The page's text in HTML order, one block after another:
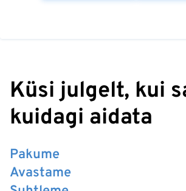
Küsi julgelt, kui
kuidagi aidata
Pakume
Avastame